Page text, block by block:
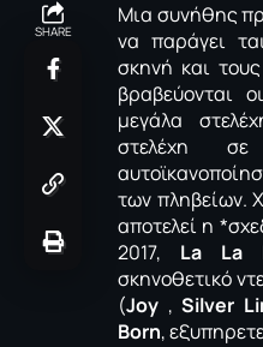
SHARE
Μια συνήθης
να παράγει
σκηνή και τους
βραβεύονται
μεγάλα
στελέχη
των πληβείων.
αποτελεί η
2017, La La
σκηνοθετικό
(Joy ,Silver
Βorn,